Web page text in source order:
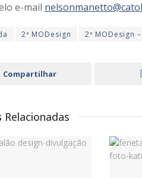
e-mail
2ª MODesign 2ª MODesign
Compartilhar
Relacionadas